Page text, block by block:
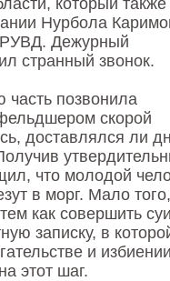
Нурбола
РУВД. Дежурный
странный звонок.
позвонила
скорой
доставлялся ли
что молодой
в морг. Мало
как совершить
записку, в
и
этот шаг.